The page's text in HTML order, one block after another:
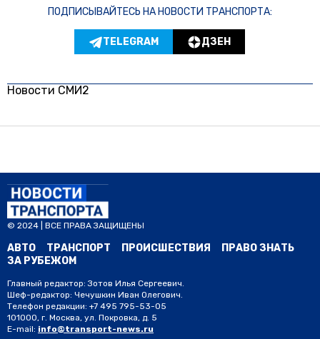
ПОДПИСЫВАЙТЕСЬ НА НОВОСТИ ТРАНСПОРТА:
TELEGRAM ДЗЕН
Новости СМИ2
© 2024 | ВСЕ ПРАВА ЗАЩИЩЕНЫ
АВТО ТРАНСПОРТ ПРОИСШЕСТВИЯ
ПРАВО ЗНАТЬ
ЗА РУБЕЖОМ
Главный редактор: Зотов Илья Сергеевич.
Шеф-редактор: Чечушкин Иван Олегович.
Телефон редакции: +7 495 795-53-05
101000, г. Москва, ул. Покровка, д. 5
E-mail: info@transport-news.ru